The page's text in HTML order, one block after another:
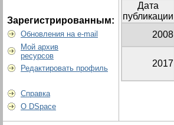
Зарегистрированным:
Обновления на e-mail
Мой архив
ресурсов
Редактировать профиль
Справка
О DSpace
Дата
публикации
2008
2017